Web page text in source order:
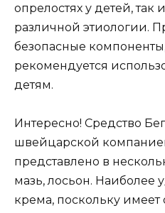
опрелостях у детей,
различной этиологии.
безопасные
рекомендуется
детям.
Интересно! Средство
швейцарской
представлено в
мазь, лосьон. Наиболее
крема, поскольку имеет